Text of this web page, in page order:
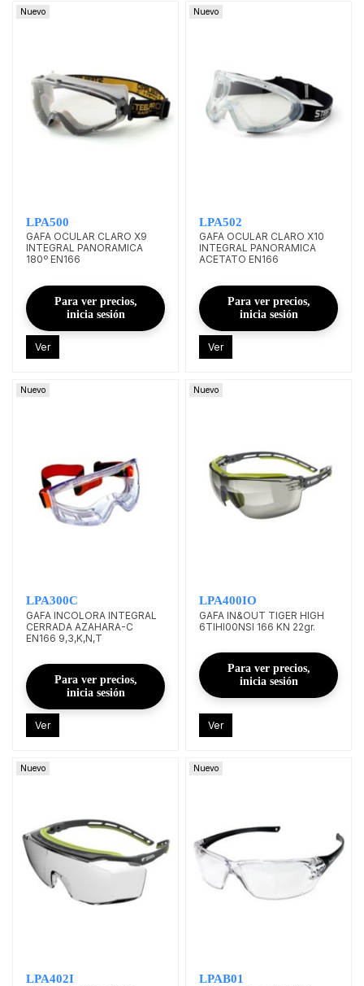
Nuevo
LPA500
GAFA OCULAR CLARO X9
INTEGRAL PANORAMICA
180º EN166
Para ver precios,
inicia sesión
Ver
Nuevo
LPA502
GAFA OCULAR CLARO X10
INTEGRAL PANORAMICA
ACETATO EN166
Para ver precios,
inicia sesión
Ver
Nuevo
LPA300C
GAFA INCOLORA INTEGRAL
CERRADA AZAHARA-C
EN166 9,3,K,N,T
Para ver precios,
inicia sesión
Ver
Nuevo
LPA400IO
GAFA IN&OUT TIGER HIGH
6TIHI00NSI 166 KN 22gr.
Para ver precios,
inicia sesión
Ver
Nuevo
LPA402I
Nuevo
LPAB01